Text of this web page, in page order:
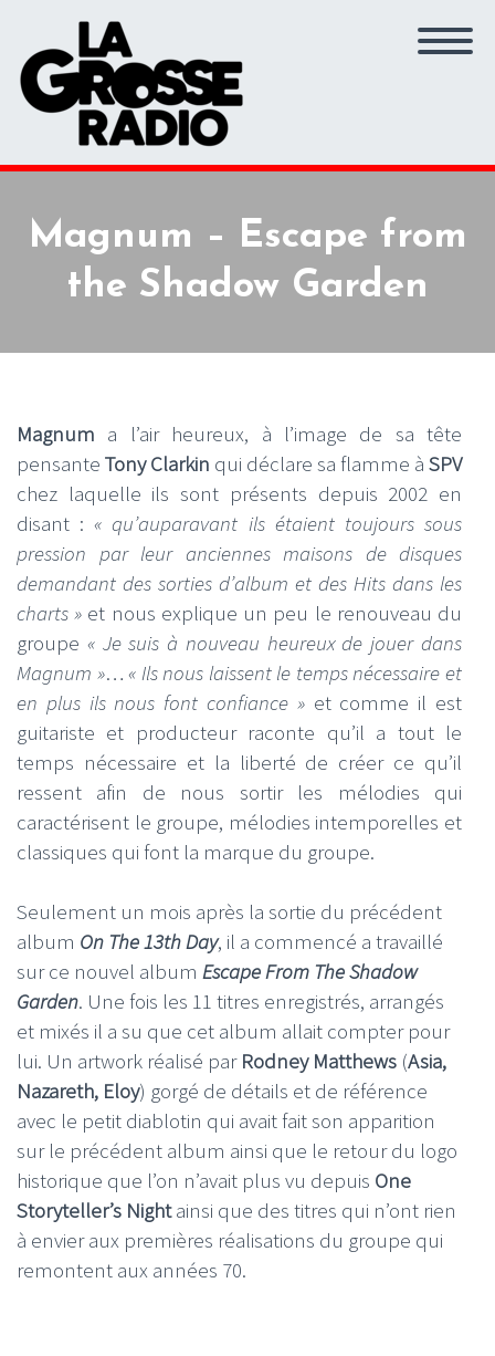
Magnum – Escape from
the Shadow Garden
Magnum a l’air heureux, à l’image de sa tête
pensante Tony Clarkin qui déclare sa flamme à SPV
chez laquelle ils sont présents depuis 2002 en
disant :« qu’auparavant ils étaient toujours sous
pression par leur anciennes maisons de disques
demandant des sorties d’album et des Hits dans les
charts » et nous explique un peu le renouveau du
groupe « Je suis à nouveau heureux de jouer dans
Magnum »…« Ils nous laissent le temps nécessaire et
en plus ils nous font confiance »et comme il est
guitariste et producteur raconte qu’il a tout le
temps nécessaire et la liberté de créer ce qu’il
ressent afin de nous sortir les mélodies qui
caractérisent le groupe, mélodies intemporelles et
classiques qui font la marque du groupe.
Seulement un mois après la sortie du précédent
album On The 13th Day, il a commencé a travaillé
sur ce nouvel album Escape From The Shadow
Garden. Une fois les 11 titres enregistrés, arrangés
et mixés il a su que cet album allait compter pour
lui. Un artwork réalisé par Rodney Matthews (Asia,
Nazareth, Eloy) gorgé de détails et de référence
avec le petit diablotin qui avait fait son apparition
sur le précédent album ainsi que le retour du logo
historique que l’on n’avait plus vu depuis One
Storyteller’s Nightainsi que des titres qui n’ont rien
à envier aux premières réalisations du groupe qui
remontent aux années 70.